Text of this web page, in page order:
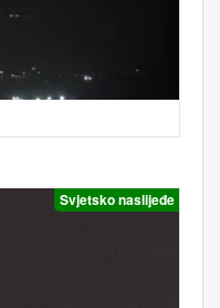
Svjetsko naslijeđe